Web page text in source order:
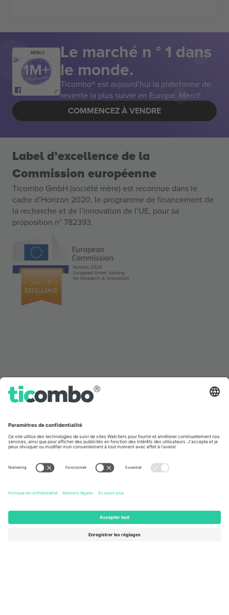
MERCI! Le marché n ° 1 dans
le monde.
Ticombo® est aujourd’hui la plateforme de
revente la plus suivie en Europe. Merci!
COMMENCEZ À VENDRE
Label d’excellence de la
Commission européenne
Ticombo GmbH (société mère) est reconnue dans le
cadre d’Horizon 2020, le programme de financement de
la recherche et de l’innovation de l’UE, pour sa
proposition n° 782393.
Vu aux informations
L'équipe
Services de l'entreprise
FAQ
Comment ça marche